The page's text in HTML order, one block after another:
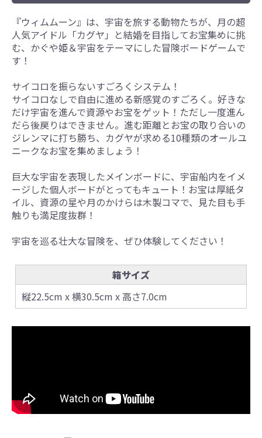
『ウィムムーン』は、宇宙を旅する動物たちが、月の超
人気アイドル「カグヤ」と結婚を目指してお宝集めに挑
む、かぐや姫＆宇宙をテーマにした冒険ボードゲームで
す！
サイコロを振らないすごろくシステム！
サイコロなしで自由に進める新感覚のすごろく。好きな
だけ宇宙を進んで資源やお宝をゲット！ただし一度進ん
だら後戻りはできません。進む距離とお宝の取り合いの
ジレンマに打ち勝ち、カグヤが求める10種類のオールユ
ニークなお宝を集めましょう！
巨大な宇宙を表現したメインボードに、宇宙船内をイメ
ージした個人ボードがとってもキュート！お宝は厚紙タ
イル、資源の星や月のかけらは木製コマで、見た目も手
触りも満足度抜群！
宇宙を巡る壮大な冒険を、ぜひ体験してください！
箱サイズ
縦22.5cm x 横30.5cm x 高さ7.0cm